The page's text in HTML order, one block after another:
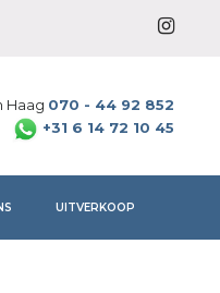
Haag 070 - 44 92 852
+31 6 14 72 10 45
UITVERKOOP